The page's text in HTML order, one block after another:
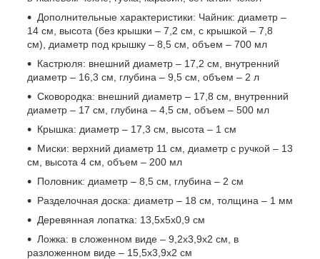
Дополнительные характеристики: Чайник: диаметр –
14 см, высота (без крышки – 7,2 см, с крышкой – 7,8
см), диаметр под крышку – 8,5 см, объем – 700 мл
Кастрюля: внешний диаметр – 17,2 см, внутренний
диаметр – 16,3 см, глубина – 9,5 см, объем – 2 л
Сковородка: внешний диаметр – 17,8 см, внутренний
диаметр – 17 см, глубина – 4,5 см, объем – 500 мл
Крышка: диаметр – 17,3 см, высота – 1 см
Миски: верхний диаметр 11 см, диаметр с ручкой – 13
см, высота 4 см, объем – 200 мл
Половник: диаметр – 8,5 см, глубина – 2 см
Разделочная доска: диаметр – 18 см, толщина – 1 мм
Деревянная лопатка: 13,5х5х0,9 см
Ложка: в сложенном виде – 9,2х3,9х2 см, в
разложенном виде – 15,5х3,9х2 см